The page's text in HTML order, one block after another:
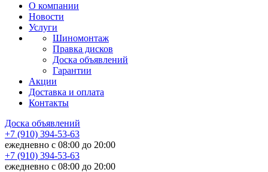
О компании
Новости
Услуги
Шиномонтаж
Правка дисков
Доска объявлений
Гарантии
Акции
Доставка и оплата
Контакты
Доска объявлений
+7 (910) 394-53-63
ежедневно с 08:00 до 20:00
+7 (910) 394-53-63
ежедневно с 08:00 до 20:00